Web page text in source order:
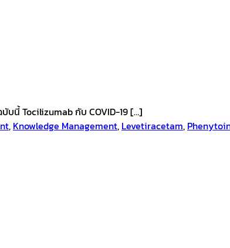
บับนี้ Tocilizumab กับ COVID-19 […]
, Knowledge Management, Levetiracetam,